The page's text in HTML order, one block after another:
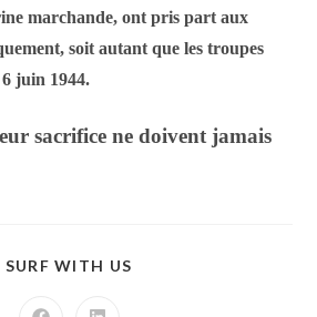
marchande, ont pris part aux
soit autant que les troupes
6 juin 1944.
sacrifice ne doivent jamais
SURF WITH US